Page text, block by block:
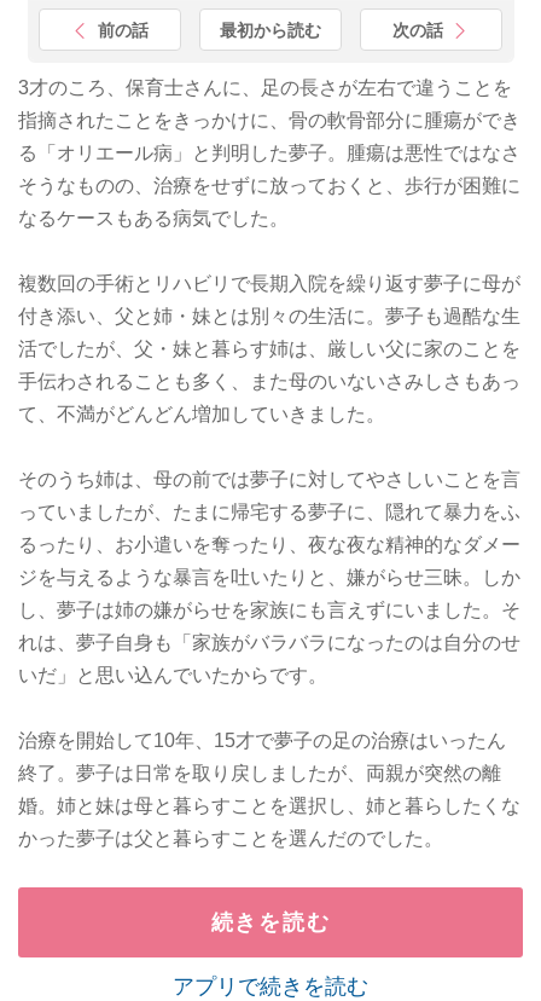
前の話 最初から読む 次の話
3才のころ、保育士さんに、足の長さが左右で違うことを
指摘されたことをきっかけに、骨の軟骨部分に腫瘍ができ
る「オリエール病」と判明した夢子。腫瘍は悪性ではなさ
そうなものの、治療をせずに放っておくと、歩行が困難に
なるケースもある病気でした。
複数回の手術とリハビリで長期入院を繰り返す夢子に母が
付き添い、父と姉・妹とは別々の生活に。夢子も過酷な生
活でしたが、父・妹と暮らす姉は、厳しい父に家のことを
手伝わされることも多く、また母のいないさみしさもあっ
て、不満がどんどん増加していきました。
そのうち姉は、母の前では夢子に対してやさしいことを言
っていましたが、たまに帰宅する夢子に、隠れて暴力をふ
るったり、お小遣いを奪ったり、夜な夜な精神的なダメー
ジを与えるような暴言を吐いたりと、嫌がらせ三昧。しか
し、夢子は姉の嫌がらせを家族にも言えずにいました。そ
れは、夢子自身も「家族がバラバラになったのは自分のせ
いだ」と思い込んでいたからです。
治療を開始して10年、15才で夢子の足の治療はいったん
終了。夢子は日常を取り戻しましたが、両親が突然の離
婚。姉と妹は母と暮らすことを選択し、姉と暮らしたくな
かった夢子は父と暮らすことを選んだのでした。
続きを読む
アプリで続きを読む